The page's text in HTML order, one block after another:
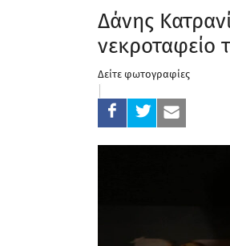
Δάνης
νεκροταφείο
Δείτε φωτογραφίες